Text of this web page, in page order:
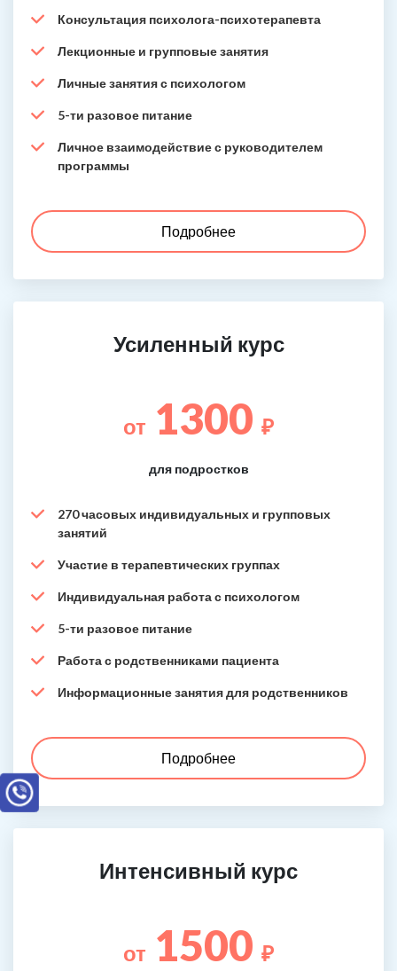
Консультация психолога-психотерапевта
Лекционные и групповые занятия
Личные занятия с психологом
5-ти разовое питание
Личное взаимодействие с руководителем
программы
Подробнее
Усиленный курс
от 1300 ₽
для подростков
270 часовых индивидуальных и групповых
занятий
Участие в терапевтических группах
Индивидуальная работа с психологом
5-ти разовое питание
Работа с родственниками пациента
Информационные занятия для родственников
Подробнее
Интенсивный курс
от 1500 ₽